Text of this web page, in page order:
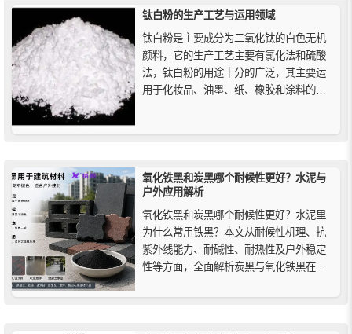
钛白粉的生产工艺与运用领域
钛白粉是主要成分为二氧化钛的白色无机
颜料，它的生产工艺主要有氯化法和硫酸
法，钛白粉的用途十分的广泛，其主要运
用于化妆品、油墨、纸、橡胶和涂料的制
氧化铁黑和炭黑哪个耐候性更好？水泥与
户外应用解析
氧化铁黑和炭黑哪个耐候性更好？水泥里
为什么常用铁黑？本文从耐候性机理、抗
紫外线能力、耐碱性、耐热性及户外稳定
性等方面，全面解析炭黑与氧化铁黑在水